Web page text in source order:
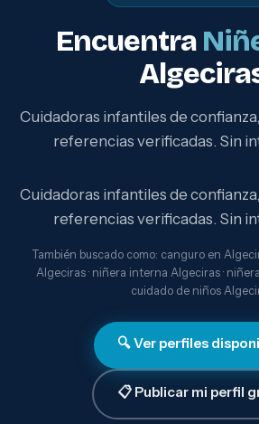
Encuentra
Cuidadoras infantiles de
referencias verificadas. Sin
Cuidadoras infantiles de
referencias verificadas. Sin
También buscado como: canguro en
Algeciras · niñera interna Algeciras ·
cuidado de niños
🔍 Ver perfiles
📋 Publicar mi perfil